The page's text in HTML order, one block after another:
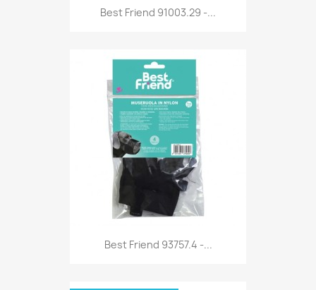
Anteprima
Best Friend 91003.29 -...
Anteprima
Best Friend 93757.4 -...